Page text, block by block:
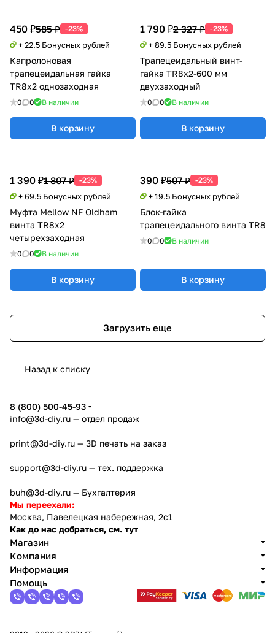
450 ₽585 ₽ -23%
+ 22.5 Бонусных рублей
Капролоновая
трапецеидальная гайка
TR8x2 однозаходная
0 0 В наличии
В корзину
1 790 ₽2 327 ₽ -23%
+ 89.5 Бонусных рублей
Трапецеидальный винт-
гайка TR8x2-600 мм
двухзаходный
0 0 В наличии
В корзину
1 390 ₽1 807 ₽ -23%
+ 69.5 Бонусных рублей
Муфта Mellow NF Oldham
винта TR8x2
четырехзаходная
0 0 В наличии
В корзину
390 ₽507 ₽ -23%
+ 19.5 Бонусных рублей
Блок-гайка
трапецеидального винта TR8
0 0 В наличии
В корзину
Загрузить еще
Назад к списку
8 (800) 500-45-93
info@3d-diy.ru — отдел продаж
print@3d-diy.ru — 3D печать на заказ
support@3d-diy.ru — тех. поддержка
buh@3d-diy.ru — Бухгалтерия
Мы переехали:
Москва, Павелецкая набережная, 2с1
Как до нас добраться, см. тут
Магазин
Компания
Информация
Помощь